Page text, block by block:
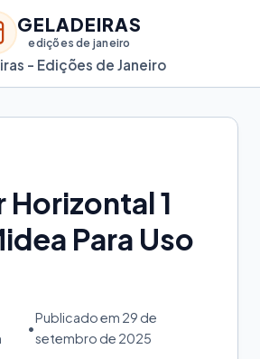
GELADEIRAS
edições de janeiro
- Edições de Janeiro
Horizontal 1
Para Uso
•
Publicado em 29 de
setembro de 2025